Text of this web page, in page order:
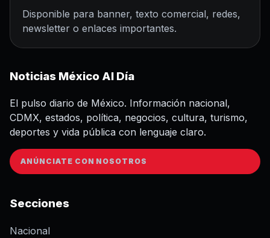
Disponible para banner, texto comercial, redes,
newsletter o enlaces importantes.
Noticias México Al Día
El pulso diario de México. Información nacional,
CDMX, estados, política, negocios, cultura, turismo,
deportes y vida pública con lenguaje claro.
ANÚNCIATE CON NOSOTROS
Secciones
Nacional